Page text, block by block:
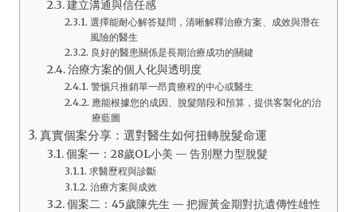
建立溝通與信任感
選擇能耐心解答疑問，清晰解釋治療方案、成效與潛在
風險的醫生
良好的醫患關係是長期治療成功的關鍵
治療方案的個人化與透明度
警惕只推銷單一昂貴療程的中心或醫生
應能根據您的成因、脫髮階段和預算，提供客製化的治
療藍圖
真實個案分享：選對醫生如何扭轉脫髮命運
個案一：28歲OL小美 — 告別壓力型脫髮
求醫歷程與診斷
治療方案與成效
個案二：45歲陳先生 — 把握黃金期對抗遺傳性雄性